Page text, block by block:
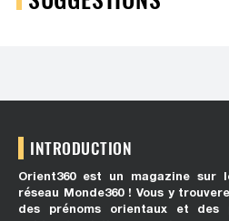
INTRODUCTION
Orient360 est un magazine sur
réseau Monde360 ! Vous y
des prénoms orientaux et des